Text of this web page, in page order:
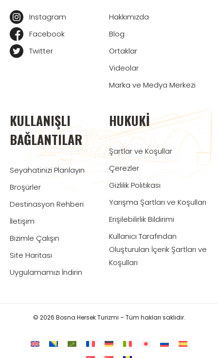
Instagram
Facebook
Twitter
Hakkımızda
Blog
Ortaklar
Videolar
Marka ve Medya Merkezi
KULLANIŞLI
BAĞLANTILAR
Seyahatinizi Planlayın
Broşürler
Destinasyon Rehberi
İletişim
Bizimle Çalışın
Site Haritası
Uygulamamızı İndirin
HUKUKI
Şartlar ve Koşullar
Çerezler
Gizlilik Politikası
Yarışma Şartları ve Koşulları
Erişilebilirlik Bildirimi
Kullanıcı Tarafından
Oluşturulan İçerik Şartları ve
Koşulları
© 2026 Bosna Hersek Turizmi – Tüm hakları saklıdır.